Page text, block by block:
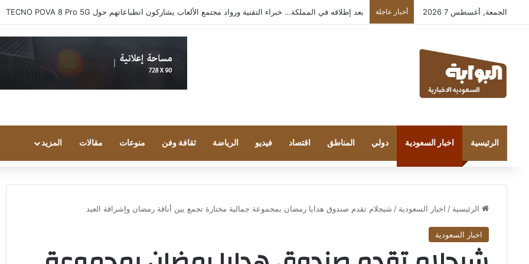
الجمعة, أغسطس 7 2026 أخبار عاجلة بعد إطلاقه في المملكة… خبراء التقنية ورواد مجتمع الألعاب يشاركون انطباعاتهم حول TECNO POVA 8 Pro 5G
الرئيسية اخبار السعودية دولي المناطق اقتصاد فيديو الرياضة ثقافة وفن منوعات مقالات المزيد
الرئيسية / اخبار السعودية / شيجلام تقدم صندوق هدايا رمضان بمجموعة جمالية مختارة تجمع بين أناقة رمضان وإشراقة العيد
اخبار السعودية